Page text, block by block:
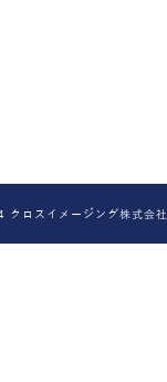
ロスイメージング株式会社